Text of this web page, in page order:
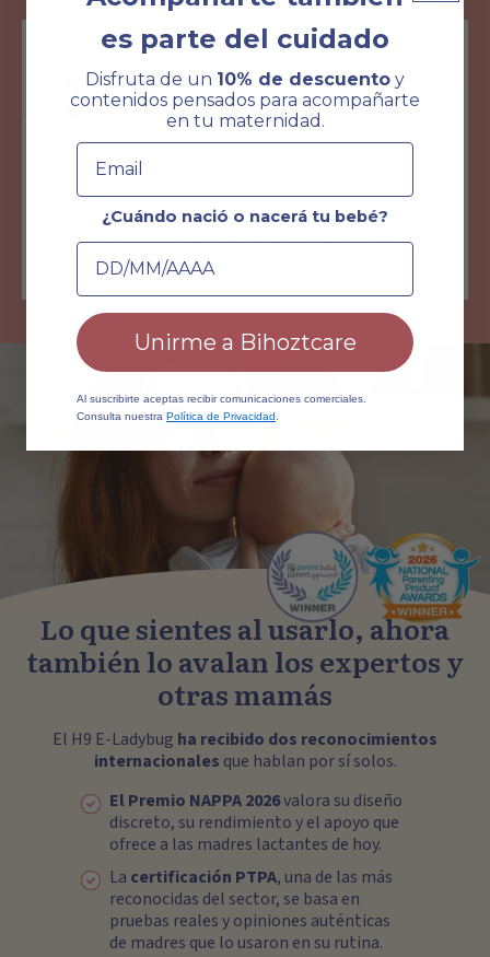
Nappa, OHBaby, Made4Mums y muchos más. Calidad y
seguridad reconocidas fuera de la propia marca. Bihotzcare
es distribuidor oficial de Haakaa en España.
Lo que sientes al usarlo, ahora
también lo avalan los expertos y
otras mamás
El H9 E-Ladybug ha recibido dos reconocimientos
internacionales que hablan por sí solos.
El Premio NAPPA 2026valora su diseño
discreto, su rendimiento y el apoyo que
ofrece a las madres lactantes de hoy.
La certificación PTPA, una de las más
reconocidas del sector, se basa en
pruebas reales y opiniones auténticas
de madres que lo usaron en su rutina.
es parte del cuidado
Disfruta de un 10% de descuento y
contenidos pensados para acompañarte
en tu maternidad.
Email
¿Cuándo nació o nacerá tu bebé?
Fecha de nacimiento
Unirme a Bihoztcare
Al suscribirte aceptas recibir comunicaciones comerciales.
Consulta nuestra Política de Privacidad